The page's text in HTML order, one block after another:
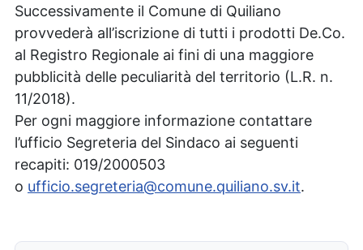
Successivamente il Comune di Quiliano
provvederà all’iscrizione di tutti i prodotti De.Co.
al Registro Regionale ai fini di una maggiore
pubblicità delle peculiarità del territorio (L.R. n.
11/2018).
Per ogni maggiore informazione contattare
l’ufficio Segreteria del Sindaco ai seguenti
recapiti: 019/2000503
o ufficio.segreteria@comune.quiliano.sv.it.